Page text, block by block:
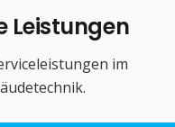
Leistungen
im